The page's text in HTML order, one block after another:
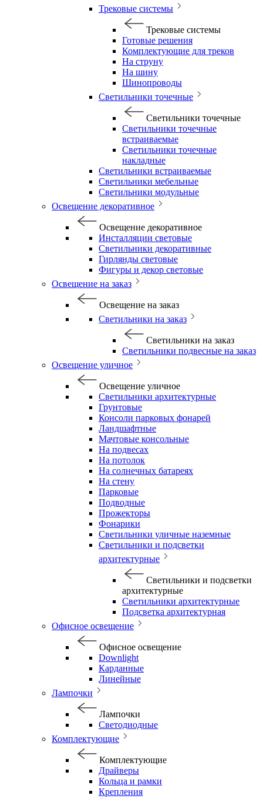
Трековые системы
Трековые системы
Готовые решения
Комплектующие для треков
На струну
На шину
Шинопроводы
Светильники точечные
Светильники точечные
Светильники точечные
встраиваемые
Светильники точечные
накладные
Светильники встраиваемые
Светильники мебельные
Светильники модульные
Освещение декоративное
Освещение декоративное
Инсталляции световые
Светильники декоративные
Гирлянды световые
Фигуры и декор световые
Освещение на заказ
Освещение на заказ
Светильники на заказ
Светильники на заказ
Светильники подвесные на заказ
Освещение уличное
Освещение уличное
Светильники архитектурные
Грунтовые
Консоли парковых фонарей
Ландшафтные
Мачтовые консольные
На подвесах
На потолок
На солнечных батареях
На стену
Парковые
Подводные
Прожекторы
Фонарики
Светильники уличные наземные
Светильники и подсветки
архитектурные
Светильники и подсветки
архитектурные
Светильники архитектурные
Подсветка архитектурная
Офисное освещение
Офисное освещение
Downlight
Карданные
Линейные
Лампочки
Лампочки
Светодиодные
Комплектующие
Комплектующие
Драйверы
Кольца и рамки
Крепления